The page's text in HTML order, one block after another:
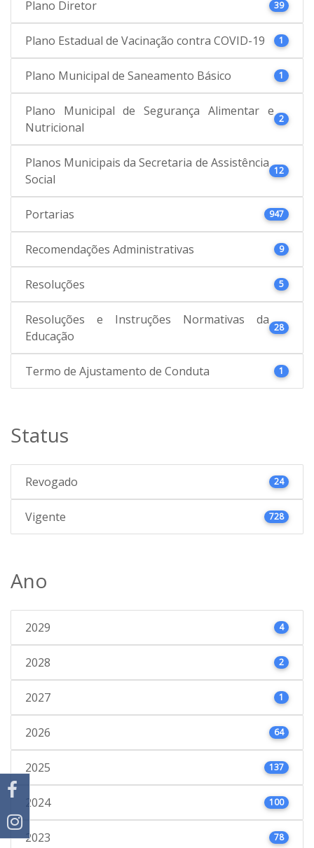
Plano Diretor 39
Plano Estadual de Vacinação contra COVID-19 1
Plano Municipal de Saneamento Básico 1
Plano Municipal de Segurança Alimentar e
Nutricional
2
Planos Municipais da Secretaria de Assistência
Social
12
Portarias 947
Recomendações Administrativas 9
Resoluções 5
Resoluções e Instruções Normativas da
Educação
28
Termo de Ajustamento de Conduta 1
Status
Revogado 24
Vigente 728
Ano
2029 4
2028 2
2027 1
2026 64
2025 137
2024 100
2023 78